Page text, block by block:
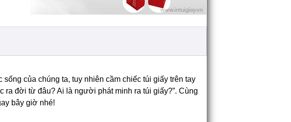
của chúng ta, tuy nhiên cầm chiếc túi giấy trên tay
ra đời từ đâu? Ai là người phát minh ra túi giấy?”. Cùng
bây giờ nhé!